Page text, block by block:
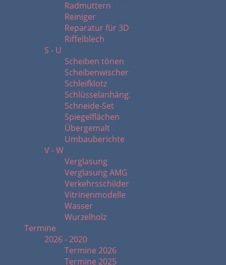
Radmuttern
Reiniger
Reparatur für 3D
Riffelblech
S - U
Scheiben tönen
Scheibenwischer
Schleifklotz
Schlüsselanhäng.
Schneide-Set
Spiegelflächen
Übergemalt
Umbauberichte
V - W
Verglasung
Verglasung AMG
Verkehrsschilder
Vitrinenmodelle
Wasser
Wurzelholz
Termine
2026 - 2020
Termine 2026
Termine 2025